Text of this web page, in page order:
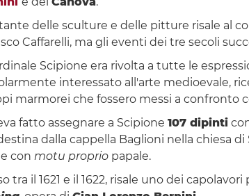
delle sculture e delle pitture risale al
Caffarelli, ma gli eventi dei tre secoli
Scipione era rivolta a tutte le
interessato all'arte medioevale,
marmorei che fossero messi a confronto
fatto assegnare a Scipione 107 dipinti
dalla cappella Baglioni nella chiesa
con motu propriopapale.
tra il 1621 e il 1622, risale uno dei